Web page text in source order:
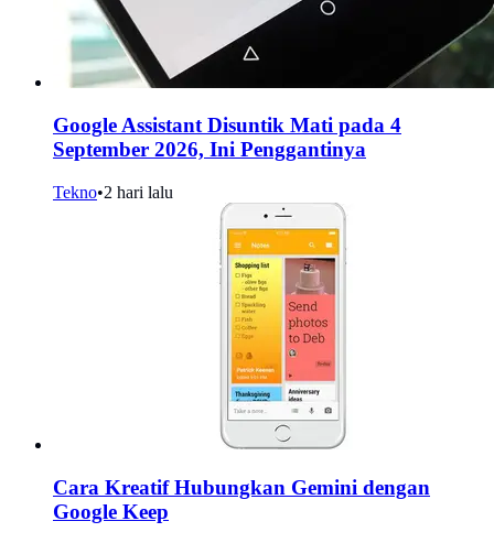
Google Assistant Disuntik Mati pada 4
September 2026, Ini Penggantinya
Tekno•2 hari lalu
Cara Kreatif Hubungkan Gemini dengan
Google Keep